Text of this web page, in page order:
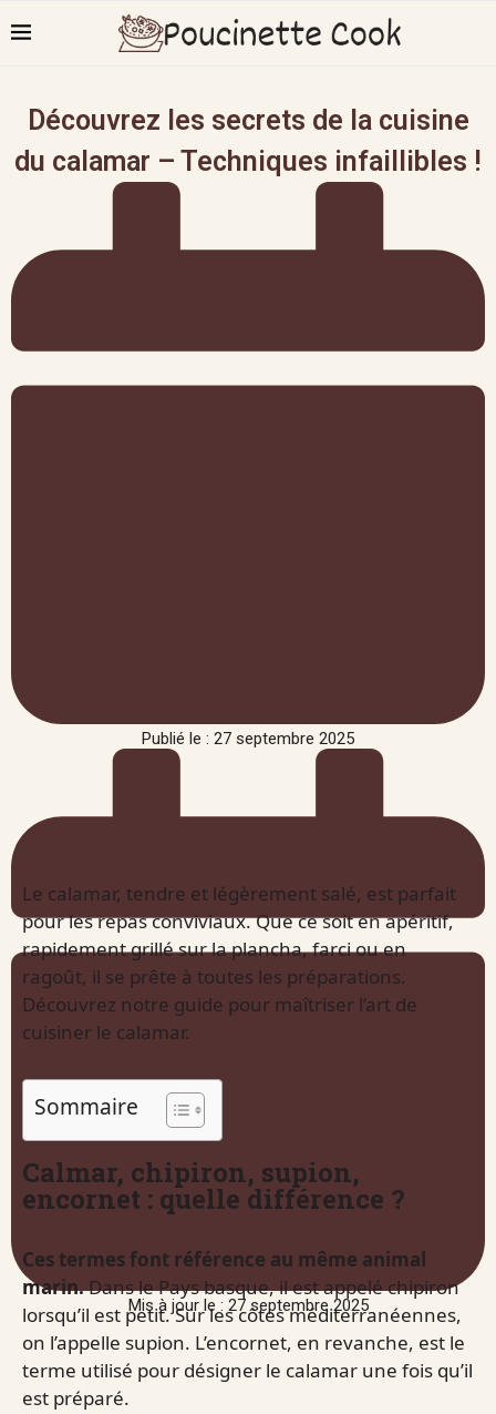
Découvrez les secrets de la cuisine
du calamar – Techniques infaillibles !
Publié le : 27 septembre 2025
Mis à jour le : 27 septembre 2025
Le calamar, tendre et légèrement salé, est parfait
pour les repas conviviaux. Que ce soit en apéritif,
rapidement grillé sur la plancha, farci ou en
ragoût, il se prête à toutes les préparations.
Découvrez notre guide pour maîtriser l’art de
cuisiner le calamar.
Sommaire
Calmar, chipiron, supion,
encornet : quelle différence ?
Ces termes font référence au même animal
marin.Dans le Pays basque, il est appelé chipiron
lorsqu’il est petit. Sur les côtes méditerranéennes,
on l’appelle supion. L’encornet, en revanche, est le
terme utilisé pour désigner le calamar une fois qu’il
est préparé.